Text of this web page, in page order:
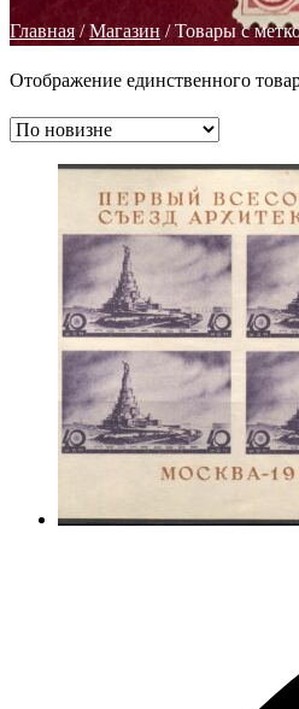
Главная /Магазин / Товары с
Отображение единственного